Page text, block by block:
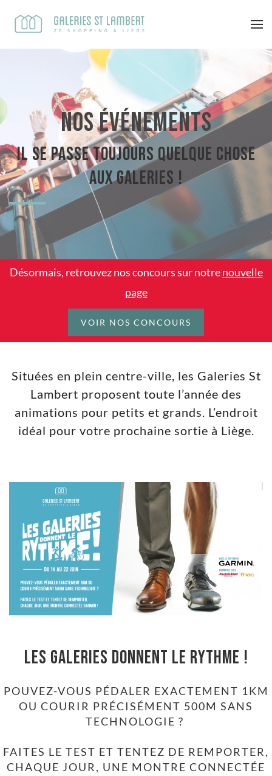
Nos événements
Il se passe toujours quelque chose
aux Galeries !
Désormais, retrouvez nos concours sur notrenouvelle
page
VOIR NOS CONCOURS
Situées en plein centre-ville, les Galeries St
Lambert proposent toute l’année des
animations pour petits et grands. L’endroit
idéal pour votre prochaine sortie à Liège.
Les Galeries donnent le rythme !
POUVEZ-VOUS PÉDALER EXACTEMENT 1KM
OU COURIR PRÉCISÉMENT 500M SANS
TECHNOLOGIE ?
FAITES LE TEST ET TENTEZ DE REMPORTER,
CHAQUE JOUR, UNE MONTRE CONNECTÉE